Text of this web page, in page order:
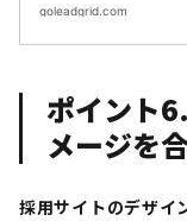
goleadgrid.com
ポイント
メージを
採用サイトのデザイ